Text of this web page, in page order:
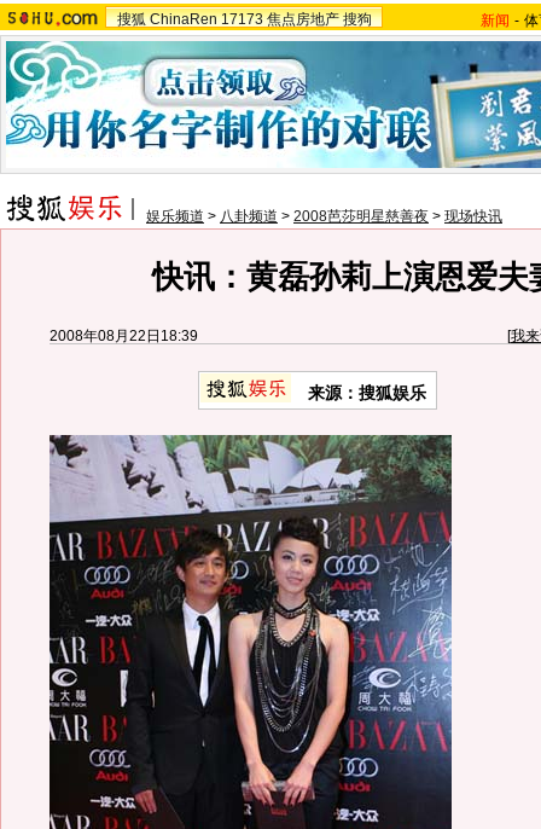
搜狐 ChinaRen 17173 焦点房地产 搜狗 新闻 -
娱乐频道 > 八卦频道 > 2008芭莎明星慈善夜 > 现场快讯
快讯：黄磊孙莉上演恩爱夫
2008年08月22日18:39 [我
来源：搜狐娱乐